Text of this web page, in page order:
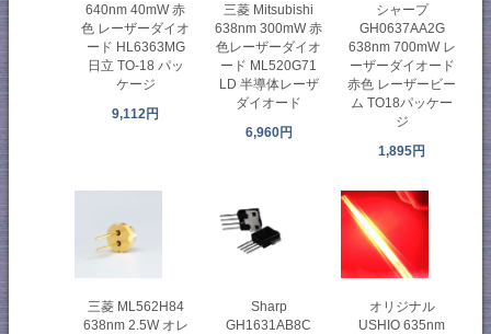
640nm 40mW 赤
色 レーザーダイオ
ード HL6363MG
日立 TO-18 パッ
ケージ
9,112円
三菱 Mitsubishi
638nm 300mW 赤
色レーザーダイオ
ード ML520G71
LD 半導体レーザ
ダイオード
6,960円
シャープ
GH0637AA2G
638nm 700mW レ
ーザーダイオード
赤色 レーザービー
ム TO18パッケー
ジ
1,895円
三菱 ML562H84
638nm 2.5W オレ
Sharp
GH1631AB8C
オリジナル
USHIO 635nm